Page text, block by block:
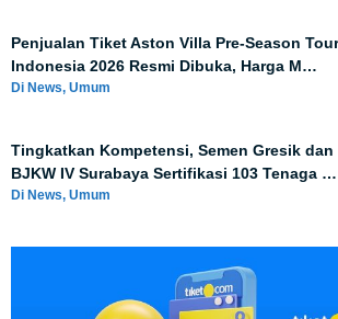
Penjualan Tiket Aston Villa Pre-Season Tour
Indonesia 2026 Resmi Dibuka, Harga M…
Di News, Umum
Tingkatkan Kompetensi, Semen Gresik dan
BJKW IV Surabaya Sertifikasi 103 Tenaga …
Di News, Umum